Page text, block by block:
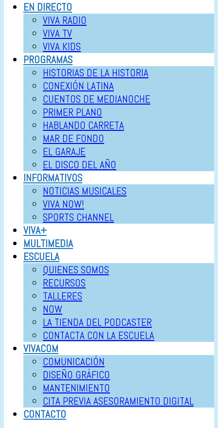
EN DIRECTO
VIVA RADIO
VIVA TV
VIVA KIDS
PROGRAMAS
HISTORIAS DE LA HISTORIA
CONEXIÓN LATINA
CUENTOS DE MEDIANOCHE
PRIMER PLANO
HABLANDO CARRETA
MAR DE FONDO
EL GARAJE
EL DISCO DEL AÑO
INFORMATIVOS
NOTICIAS MUSICALES
VIVA NOW!
SPORTS CHANNEL
VIVA+
MULTIMEDIA
ESCUELA
QUIENES SOMOS
RECURSOS
TALLERES
NOW
LA TIENDA DEL PODCASTER
CONTACTA CON LA ESCUELA
VIVACOM
COMUNICACIÓN
DISEÑO GRÁFICO
MANTENIMIENTO
CITA PREVIA ASESORAMIENTO DIGITAL
CONTACTO